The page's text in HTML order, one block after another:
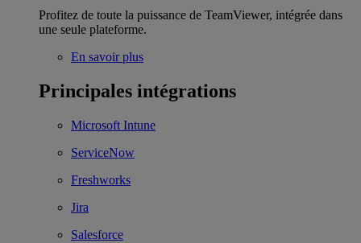
Profitez de toute la puissance de TeamViewer, intégrée dans
une seule plateforme.
En savoir plus
Principales intégrations
Microsoft Intune
ServiceNow
Freshworks
Jira
Salesforce